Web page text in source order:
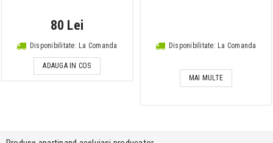
80 Lei
Disponibilitate: La Comanda
ADAUGA IN COS
Disponibilitate: La Comanda
MAI MULTE